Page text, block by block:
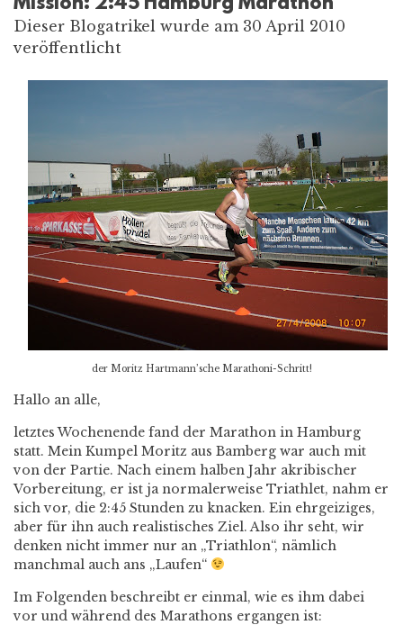
Dieser Blogatrikel wurde am 30 April 2010
veröffentlicht
der Moritz Hartmann’sche Marathoni-Schritt!
Hallo an alle,
letztes Wochenende fand der Marathon in Hamburg
statt. Mein Kumpel Moritz aus Bamberg war auch mit
von der Partie. Nach einem halben Jahr akribischer
Vorbereitung, er ist ja normalerweise Triathlet, nahm er
sich vor, die 2:45 Stunden zu knacken. Ein ehrgeiziges,
aber für ihn auch realistisches Ziel. Also ihr seht, wir
denken nicht immer nur an „Triathlon“, nämlich
manchmal auch ans „Laufen“
Im Folgenden beschreibt er einmal, wie es ihm dabei
vor und während des Marathons ergangen ist: